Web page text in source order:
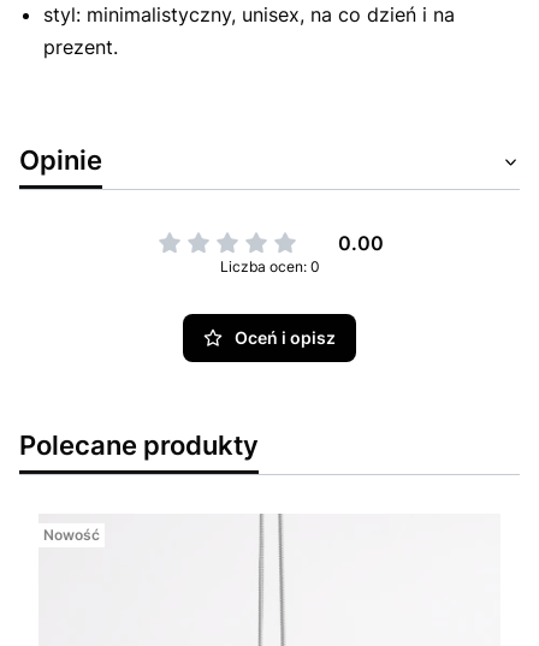
styl: minimalistyczny, unisex, na co dzień i na
prezent.
Opinie
0.00
Liczba ocen: 0
Oceń i opisz
Polecane produkty
Nowość